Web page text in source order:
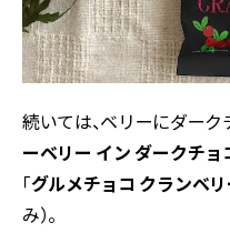
続いては、ベリーにダー
ーベリー インダークチョ
「グルメチョコ クランベ
み）。